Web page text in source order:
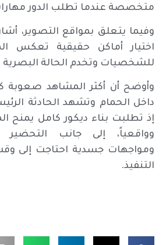
متخصصة عندما تطلب الدور
وفيما يتعلق بمواقع التصوير،
اختيار أماكن حقيقية تعكس
للشخصيات وتخدم الحالة
وأوضح أن أكثر المشاهد صعوبة
داخل الحمام وتشهد الحادثة
إذ تطلبت بناء ديكور كامل يمنح
وواقعياً، إلى جانب
ومواجهات جسدية احتاجت إلى
التنفيذ.